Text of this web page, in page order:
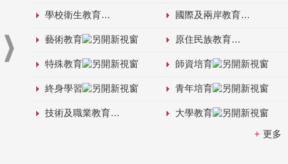
學校衛生教育 國際及兩岸教育
藝術教育 原住民族教育
特殊教育 師資培育
終身學習 青年培育
技術及職業教育 大學教育
更多